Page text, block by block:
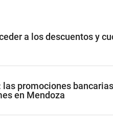
a los descuentos y
promociones
en Mendoza